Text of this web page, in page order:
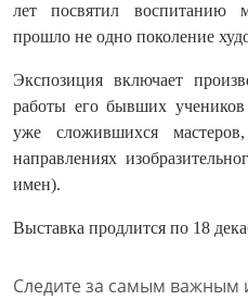
лет посвятил воспитанию
прошло не одно поколение
Экспозиция включает
работы его бывших
уже сложившихся
направлениях
имен).
Выставка продлится по 18
Следите за самым важным